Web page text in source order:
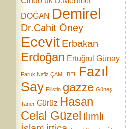
DOĞAN Demirel
Dr.Cahit Öney
Ecevit Erbakan
Erdoğan Ertuğrul Günay
Faruk Nafiz ÇAMLIBEL
Fazıl
Say Filistin gazze Güneş
Taner Gürüz Hasan
Celal Güzel Ilımlı